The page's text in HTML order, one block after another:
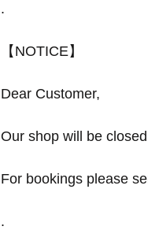
.
【NOTICE】
Dear Customer,
Our shop will be
For bookings please
.